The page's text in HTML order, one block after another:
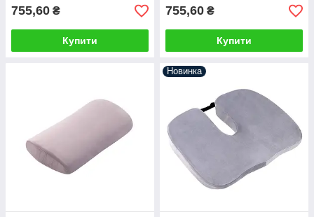
755,60 ₴
Купити
755,60 ₴
Купити
Новинка